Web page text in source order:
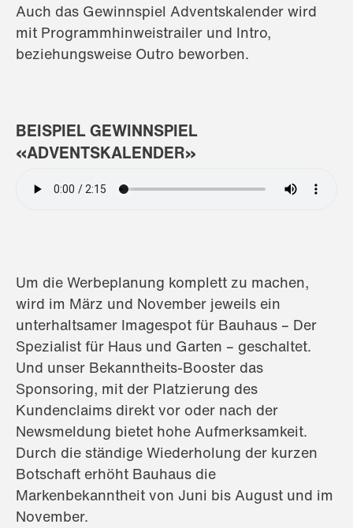
Auch das Gewinnspiel Adventskalender wird
mit Programmhinweistrailer und Intro,
beziehungsweise Outro beworben.
BEISPIEL GEWINNSPIEL
«ADVENTSKALENDER»
Um die Werbeplanung komplett zu machen,
wird im März und November jeweils ein
unterhaltsamer Imagespot für Bauhaus – Der
Spezialist für Haus und Garten – geschaltet.
Und unser Bekanntheits-Booster das
Sponsoring, mit der Platzierung des
Kundenclaims direkt vor oder nach der
Newsmeldung bietet hohe Aufmerksamkeit.
Durch die ständige Wiederholung der kurzen
Botschaft erhöht Bauhaus die
Markenbekanntheit von Juni bis August und im
November.